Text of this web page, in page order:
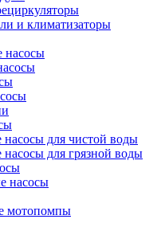
и климатизаторы
насосы
для чистой воды
для грязной воды
насосы
мотопомпы